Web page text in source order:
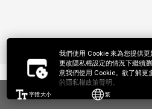
我們使用 Cookie 來為您提供
更改隱私權設定的情況下繼續
意我們使用 Cookie。欲了解更
的隱私權政策聲明。
字體大小 繁